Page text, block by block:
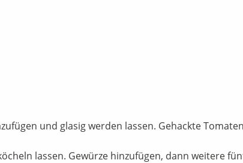
und glasig werden lassen. Gehackte
lassen. Gewürze hinzufügen, dann weitere